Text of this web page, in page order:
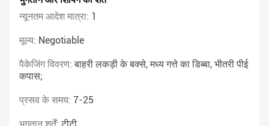
न्यूनतम आदेश मात्रा: 1
मूल्य: Negotiable
पैकेजिंग विवरण:बाहरी लकड़ी के बक्से, मध्य गत्ते का डिब्बा, भीतरी पीई
कपास;
प्रसव के समय: 7-25